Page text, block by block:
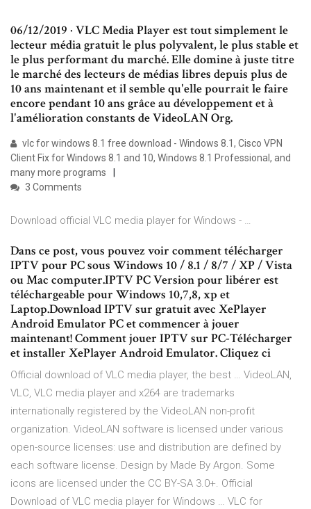
06/12/2019 · VLC Media Player est tout simplement le
lecteur média gratuit le plus polyvalent, le plus stable et
le plus performant du marché. Elle domine à juste titre
le marché des lecteurs de médias libres depuis plus de
10 ans maintenant et il semble qu'elle pourrait le faire
encore pendant 10 ans grâce au développement et à
l'amélioration constants de VideoLAN Org.
vlc for windows 8.1 free download - Windows 8.1, Cisco VPN
Client Fix for Windows 8.1 and 10, Windows 8.1 Professional, and
many more programs
3 Comments
Download official VLC media player for Windows - …
Dans ce post, vous pouvez voir comment télécharger
IPTV pour PC sous Windows 10 / 8.1 / 8/7 / XP / Vista
ou Mac computer.IPTV PC Version pour libérer est
téléchargeable pour Windows 10,7,8, xp et
Laptop.Download IPTV sur gratuit avec XePlayer
Android Emulator PC et commencer à jouer
maintenant! Comment jouer IPTV sur PC-Télécharger
et installer XePlayer Android Emulator. Cliquez ci
Official download of VLC media player, the best … VideoLAN,
VLC, VLC media player and x264 are trademarks
internationally registered by the VideoLAN non-profit
organization. VideoLAN software is licensed under various
open-source licenses: use and distribution are defined by
each software license. Design by Made By Argon. Some
icons are licensed under the CC BY-SA 3.0+. Official
Download of VLC media player for Windows … VLC for